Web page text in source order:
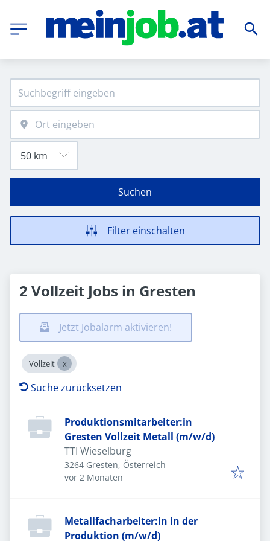
Suchen
Filter einschalten
2 Vollzeit Jobs in Gresten
Jetzt Jobalarm aktivieren!
Vollzeit
Suche zurücksetzen
Produktionsmitarbeiter:in
Gresten Vollzeit Metall (m/w/d)
TTI Wieselburg
3264 Gresten, Österreich
Veröffentlicht:
vor 2 Monaten
Metallfacharbeiter:in in der
Produktion (m/w/d)